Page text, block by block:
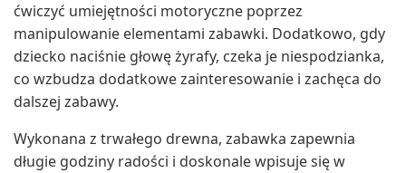
ćwiczyć umiejętności motoryczne poprzez
manipulowanie elementami zabawki. Dodatkowo, gdy
dziecko naciśnie głowę żyrafy, czeka je niespodzianka,
co wzbudza dodatkowe zainteresowanie i zachęca do
dalszej zabawy.
Wykonana z trwałego drewna, zabawka zapewnia
długie godziny radości i doskonale wpisuje się w